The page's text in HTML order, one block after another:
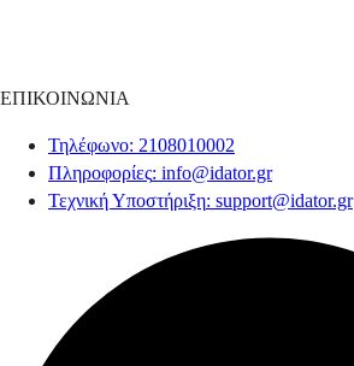
ΕΠΙΚΟΙΝΩΝΙΑ
Τηλέφωνο: 2108010002
Πληροφορίες: info@idator.gr
Τεχνική Υποστήριξη: support@idator.gr